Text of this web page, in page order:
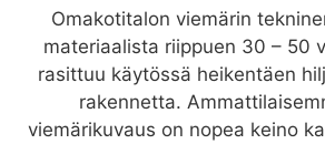
Omakotitalon viemärin
materiaalista riippuen 30 – 50
rasittuu käytössä heikentäen
rakennetta.
viemärikuvaus on nopea keino